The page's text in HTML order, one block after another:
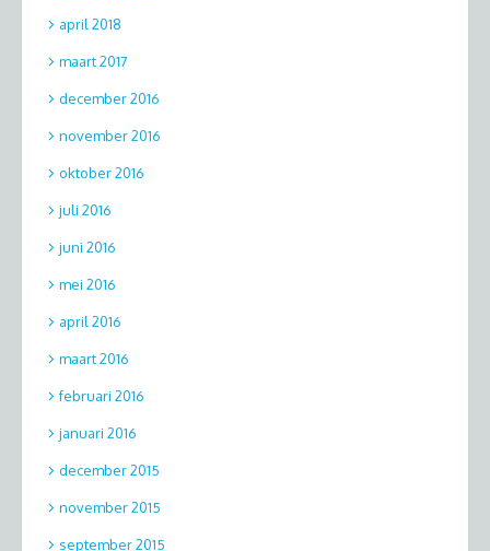
april 2018
maart 2017
december 2016
november 2016
oktober 2016
juli 2016
juni 2016
mei 2016
april 2016
maart 2016
februari 2016
januari 2016
december 2015
november 2015
september 2015